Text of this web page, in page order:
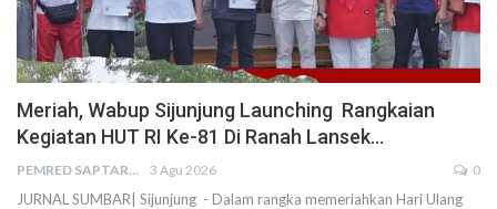
Meriah, Wabup Sijunjung Launching Rangkaian
Kegiatan HUT RI Ke-81 Di Ranah Lansek…
PEMRED SAPTARIUS 3 Agu 2026 0
JURNAL SUMBAR| Sijunjung - Dalam rangka memeriahkan Hari Ulang